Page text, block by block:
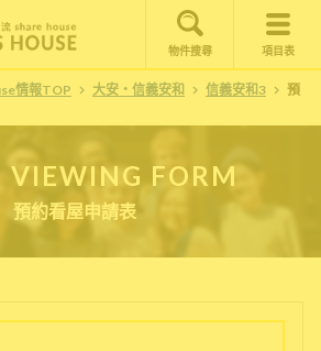
物件搜尋 項目表
情報TOP 大安・信義安和 信義安和3
預
VIEWING FORM
預約看屋申請表